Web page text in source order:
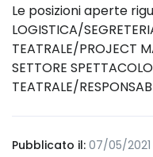
Le posizioni aperte
LOGISTICA/
TEATRALE/PROJECT
SETTORE
TEATRALE/
Pubblicato il: 07/05/2021